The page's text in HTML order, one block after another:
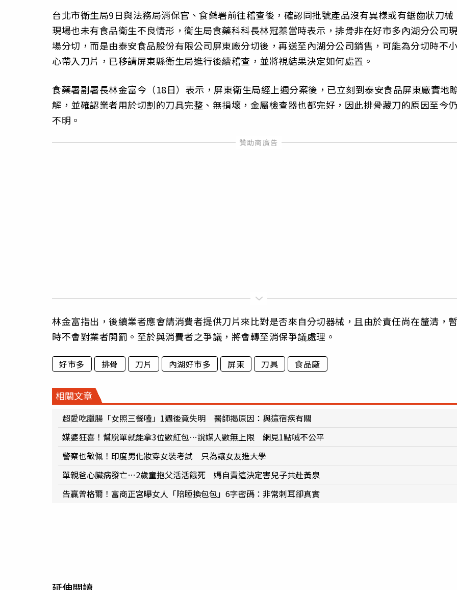
台北市衛生局9日與法務局消保官、食藥署前往稽查後，確認同批號產品沒有異樣或有鋸齒狀刀械
現場也未有食品衛生不良情形，衛生局食藥科科長林冠蓁當時表示，排骨非在好市多內湖分公司
場分切，而是由泰安食品股份有限公司屏東廠分切後，再送至內湖分公司銷售，可能為分切時不
心帶入刀片，已移請屏東縣衛生局進行後續稽查，並將視結果決定如何處置。
食藥署副署長林金富今（18日）表示，屏東衛生局經上週分案後，已立刻到泰安食品屏東廠實地
解，並確認業者用於切割的刀具完整、無損壞，金屬檢查器也都完好，因此排骨藏刀的原因至今
不明。
林金富指出，後續業者應會請消費者提供刀片來比對是否來自分切器械，且由於責任尚在釐清，
時不會對業者開罰。至於與消費者之爭議，將會轉至消保爭議處理。
好市多 排骨 刀片 內湖好市多 屏東 刀具 食品廠
相關文章
超愛吃臘腸「女照三餐嗑」1週後竟失明 醫師揭原因：與這宿疾有關
媒婆狂喜！幫脫單就能拿3位數紅包…說媒人數無上限 網見1點喊不公平
警察也敬佩！印度男化妝穿女裝考試 只為讓女友進大學
單親爸心臟病發亡…2歲童抱父活活餓死 媽自責這決定害兒子共赴黃泉
告贏曾格爾！富商正宮曝女人「陪睡換包包」6字密碼：非常刺耳卻真實